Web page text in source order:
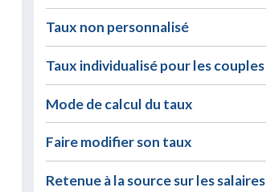
Taux non personnalisé
Taux individualisé pour les couples
Mode de calcul du taux
Faire modifier son taux
Retenue à la source sur les salaires